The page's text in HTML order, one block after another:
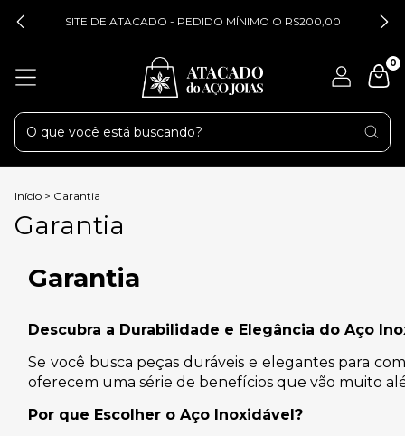
SITE DE ATACADO - PEDIDO MÍNIMO O R$200,00
0
Início > Garantia
Garantia
Garantia
Descubra a Durabilidade e Elegância do Aço
Se você busca peças duráveis e elegantes para
oferecem uma série de benefícios que vão muito
Por que Escolher o Aço Inoxidável?